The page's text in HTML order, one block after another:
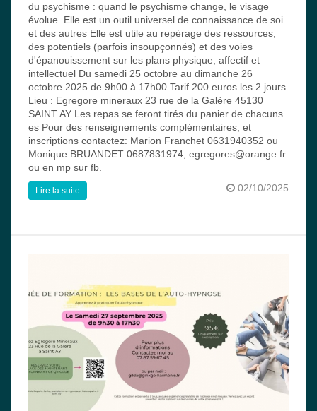
du psychisme : quand le psychisme change, le visage
évolue. Elle est un outil universel de connaissance de soi
et des autres Elle est utile au repérage des ressources,
des potentiels (parfois insoupçonnés) et des voies
d'épanouissement sur les plans physique, affectif et
intellectuel Du samedi 25 octobre au dimanche 26
octobre 2025 de 9h00 à 17h00 Tarif 200 euros les 2 jours
Lieu : Egregore mineraux 23 rue de la Galère 45130
SAINT AY Les repas se feront tirés du panier de chacuns
es Pour des renseignements complémentaires, et
inscriptions contactez: Marion Franchet 0631940352 ou
Monique BRUANDET 0687831974, egregores@orange.fr
ou en mp sur fb.
02/10/2025
Lire la suite